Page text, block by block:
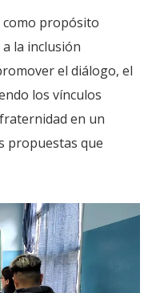
como propósito
la inclusión
el diálogo, el
los vínculos
en un
propuestas que